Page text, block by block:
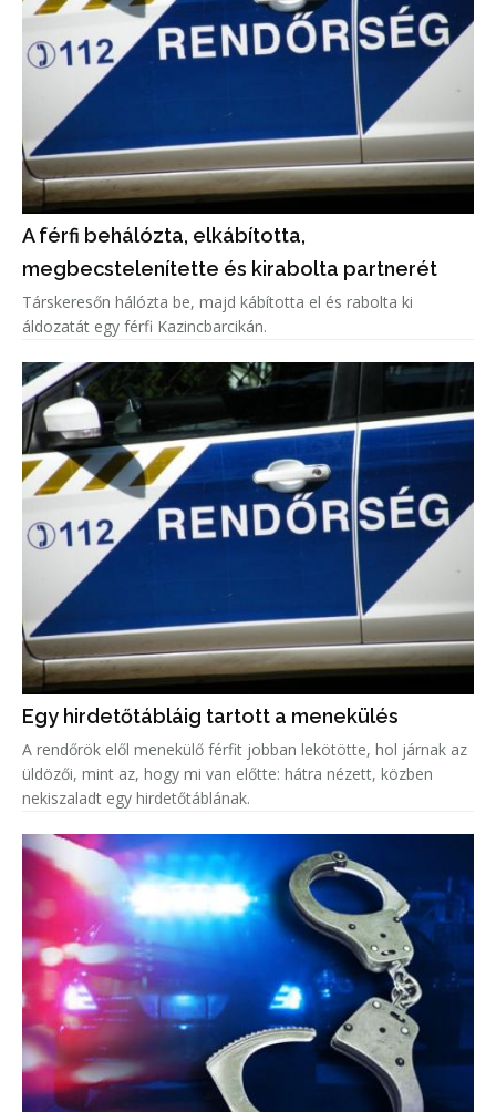
A férfi behálózta, elkábította,
megbecstelenítette és kirabolta partnerét
Társkeresőn hálózta be, majd kábította el és rabolta ki
áldozatát egy férfi Kazincbarcikán.
Egy hirdetőtábláig tartott a menekülés
A rendőrök elől menekülő férfit jobban lekötötte, hol járnak az
üldözői, mint az, hogy mi van előtte: hátra nézett, közben
nekiszaladt egy hirdetőtáblának.